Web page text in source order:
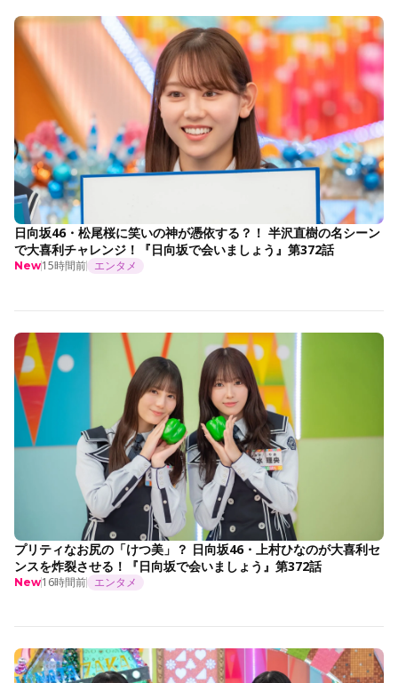
日向坂46・松尾桜に笑いの神が憑依する？！ 半沢直樹の名シーン
で大喜利チャレンジ！『日向坂で会いましょう』第372話
New15時間前 エンタメ
プリティなお尻の「けつ美」？ 日向坂46・上村ひなのが大喜利セ
ンスを炸裂させる！『日向坂で会いましょう』第372話
New16時間前 エンタメ